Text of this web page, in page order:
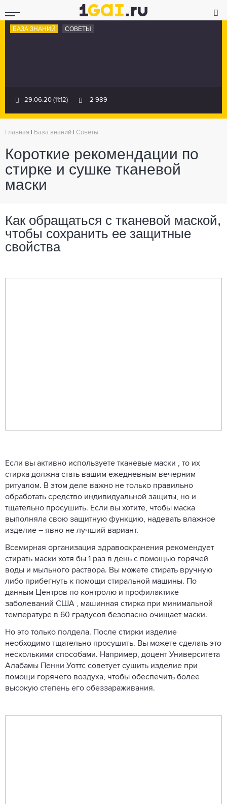
БАЗА ЗНАНИЙ СОВЕТЫ
29.06.20 (11:12) 2 989
Главная База знаний Советы
Короткие рекомендации по
стирке и сушке тканевой
маски
Как обращаться с тканевой маской,
чтобы сохранить ее защитные
свойства
Если вы активно используете тканевые маски , то их
стирка должна стать вашим ежедневным вечерним
ритуалом. В этом деле важно не только правильно
обработать средство индивидуальной защиты, но и
тщательно просушить. Если вы хотите, чтобы маска
выполняла свою защитную функцию, надевать влажное
изделие – явно не лучший вариант.
Всемирная организация здравоохранения рекомендует
стирать маски хотя бы 1 раз в день с помощью горячей
воды и мыльного раствора. Вы можете стирать вручную
либо прибегнуть к помощи стиральной машины. По
данным Центров по контролю и профилактике
заболеваний США , машинная стирка при минимальной
температуре в 60 градусов безопасно очищает маски.
Но это только полдела. После стирки изделие
необходимо тщательно просушить. Вы можете сделать это
несколькими способами. Например, доцент Университета
Алабамы Пенни Уоттс советует сушить изделие при
помощи горячего воздуха, чтобы обеспечить более
высокую степень его обеззараживания.